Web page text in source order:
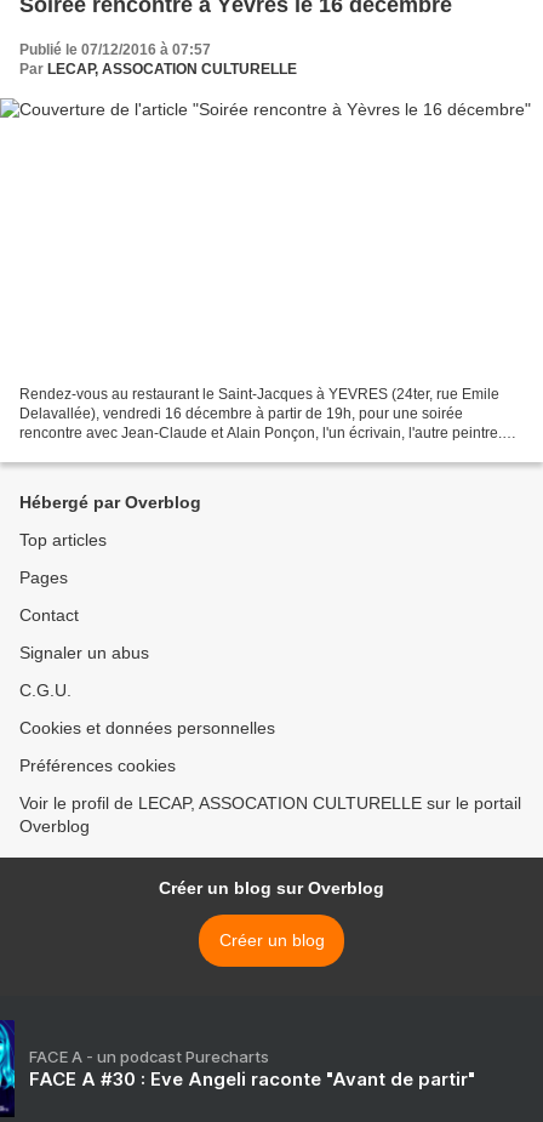
Soirée rencontre à Yèvres le 16 décembre
Publié le 07/12/2016 à 07:57
Par LECAP, ASSOCATION CULTURELLE
Rendez-vous au restaurant le Saint-Jacques à YEVRES (24ter, rue Emile
Delavallée), vendredi 16 décembre à partir de 19h, pour une soirée
rencontre avec Jean-Claude et Alain Ponçon, l'un écrivain, l'autre peintre.
Hébergé par Overblog
Top articles
Pages
Contact
Signaler un abus
C.G.U.
Cookies et données personnelles
Préférences cookies
Voir le profil de LECAP, ASSOCATION CULTURELLE sur le portail
Overblog
Créer un blog sur Overblog
Créer un blog
FACE A - un podcast Purecharts
FACE A #30 : Eve Angeli raconte "Avant de partir"